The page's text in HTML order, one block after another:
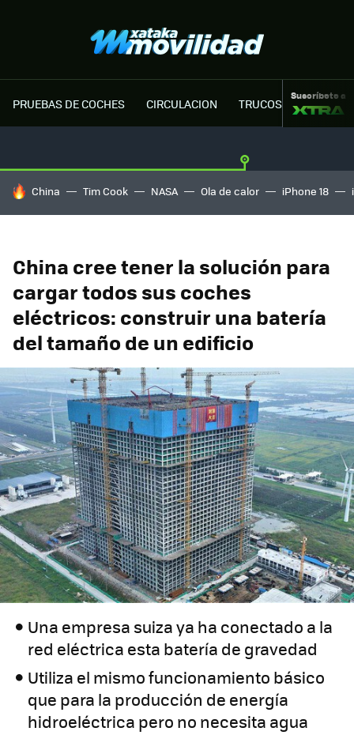
PRUEBAS DE COCHES CIRCULACION TRUCOS MOTOR
Suscríbete a
HOY SE HABLA DE
China Tim Cook NASA Ola de calor iPhone 18
China cree tener la solución para
cargar todos sus coches
eléctricos: construir una batería
del tamaño de un edificio
Una empresa suiza ya ha conectado a la
red eléctrica esta batería de gravedad
Utiliza el mismo funcionamiento básico
que para la producción de energía
hidroeléctrica pero no necesita agua